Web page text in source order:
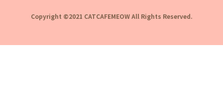
Copyright ©2021 CATCAFEMEOW All Rights Reserved.